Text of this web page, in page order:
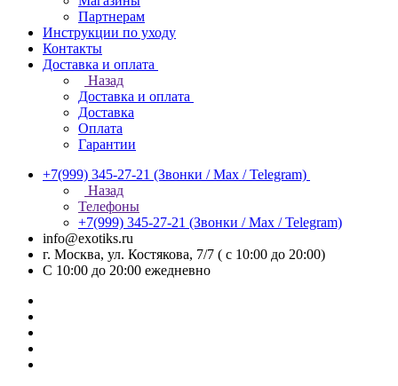
Партнерам
Инструкции по уходу
Контакты
Доставка и оплата
Назад
Доставка и оплата
Доставка
Оплата
Гарантии
+7(999) 345-27-21 (Звонки / Max / Telegram)
Назад
Телефоны
+7(999) 345-27-21 (Звонки / Max / Telegram)
info@exotiks.ru
г. Москва, ул. Костякова, 7/7 ( с 10:00 до 20:00)
С 10:00 до 20:00 ежедневно